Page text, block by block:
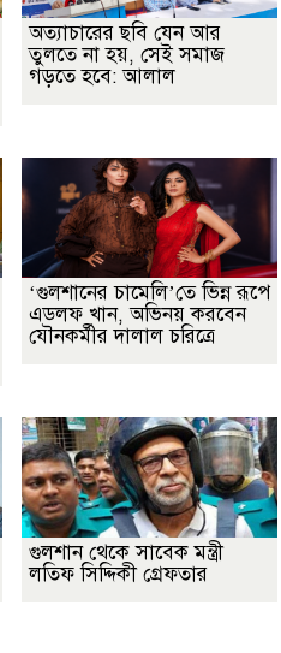
অত্যাচারের ছবি যেন আর
তুলতে না হয়, সেই সমাজ
গড়তে হবে: আলাল
‘গুলশানের চামেলি’তে ভিন্ন রূপে
এডলফ খান, অভিনয় করবেন
যৌনকর্মীর দালাল চরিত্রে
গুলশান থেকে সাবেক মন্ত্রী
লতিফ সিদ্দিকী গ্রেফতার